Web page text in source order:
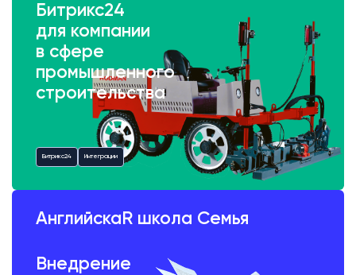
Битрикс24
для компании
в сфере
промышленного
строительства
Битрикс24 Интеграции
АнглийскаR школа Семья
Внедрение